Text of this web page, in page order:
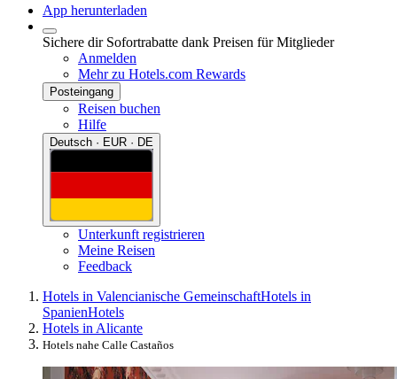
App herunterladen
Sichere dir Sofortrabatte dank Preisen für Mitglieder
Anmelden
Mehr zu Hotels.com Rewards
Posteingang
Reisen buchen
Hilfe
Deutsch · EUR · DE
Unterkunft registrieren
Meine Reisen
Feedback
Hotels in Valencianische GemeinschaftHotels in
SpanienHotels
Hotels in Alicante
Hotels nahe Calle Castaños